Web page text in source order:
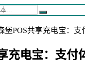
堡POS共享充电宝：支
充电宝：支付